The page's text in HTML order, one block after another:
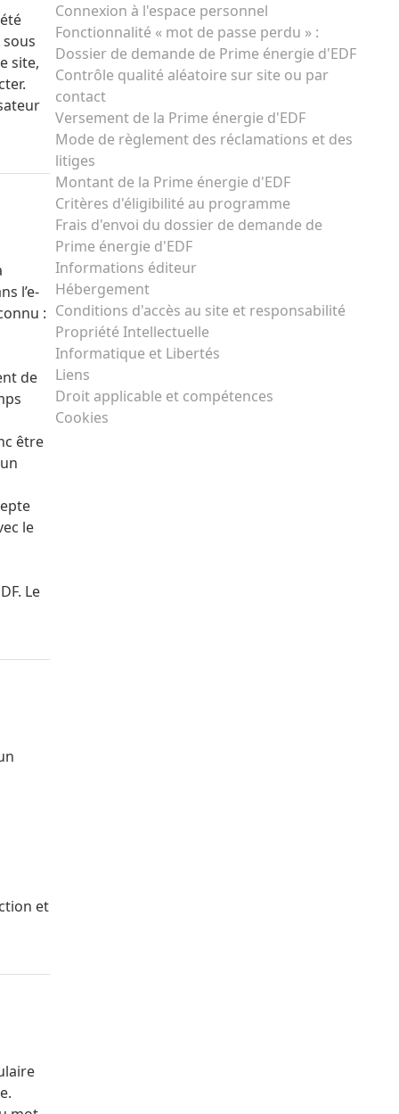
site,
l’e-
:
de
être
le
Le
et
Connexion à l'espace personnel
Fonctionnalité « mot de passe perdu » :
Dossier de demande de Prime énergie d'EDF
Contrôle qualité aléatoire sur site ou par
contact
Versement de la Prime énergie d'EDF
Mode de règlement des réclamations et des
litiges
Montant de la Prime énergie d'EDF
Critères d'éligibilité au programme
Frais d'envoi du dossier de demande de
Prime énergie d'EDF
Informations éditeur
Hébergement
Conditions d'accès au site et responsabilité
Propriété Intellectuelle
Informatique et Libertés
Liens
Droit applicable et compétences
Cookies